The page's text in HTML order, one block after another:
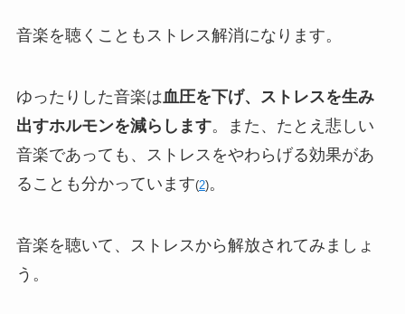
音楽を聴くこともストレス解消になります。
ゆったりした音楽は血圧を下げ、ストレスを生み
出すホルモンを減らします。また、たとえ悲しい
音楽であっても、ストレスをやわらげる効果があ
ることも分かっています(2)。
音楽を聴いて、ストレスから解放されてみましょ
う。